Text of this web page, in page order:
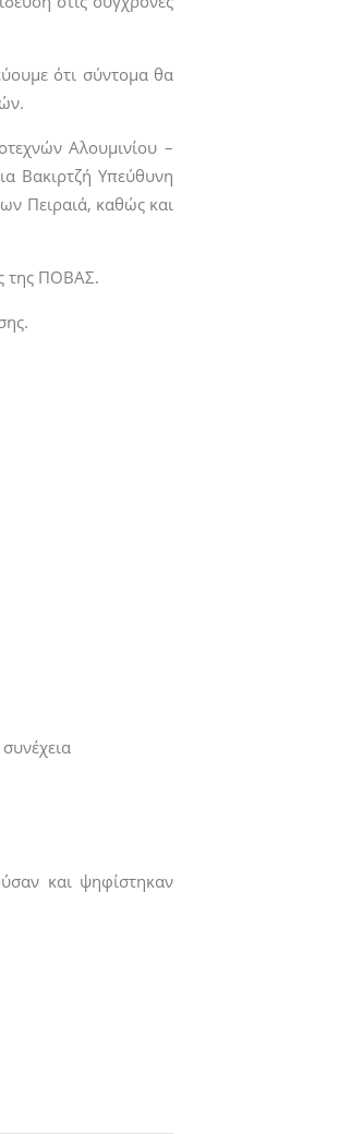
ότι σύντομα θα
Αλουμινίου –
Βακιρτζή Υπεύθυνη
Πειραιά, καθώς και
της ΠΟΒΑΣ.
και ψηφίστηκαν